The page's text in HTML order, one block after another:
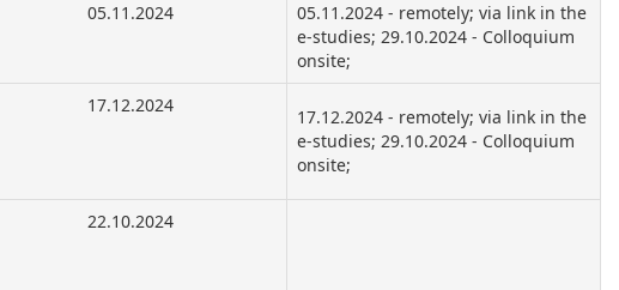
05.11.2024
05.11.2024 - remotely; via link in the
e-studies; 29.10.2024 - Colloquium
onsite;
17.12.2024
17.12.2024 - remotely; via link in the
e-studies; 29.10.2024 - Colloquium
onsite;
22.10.2024